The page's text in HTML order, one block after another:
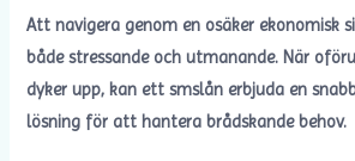
Att navigera genom en osäker ekonomisk
både stressande och utmanande. När
dyker upp, kan ett smslån erbjuda en
lösning för att hantera brådskande behov.